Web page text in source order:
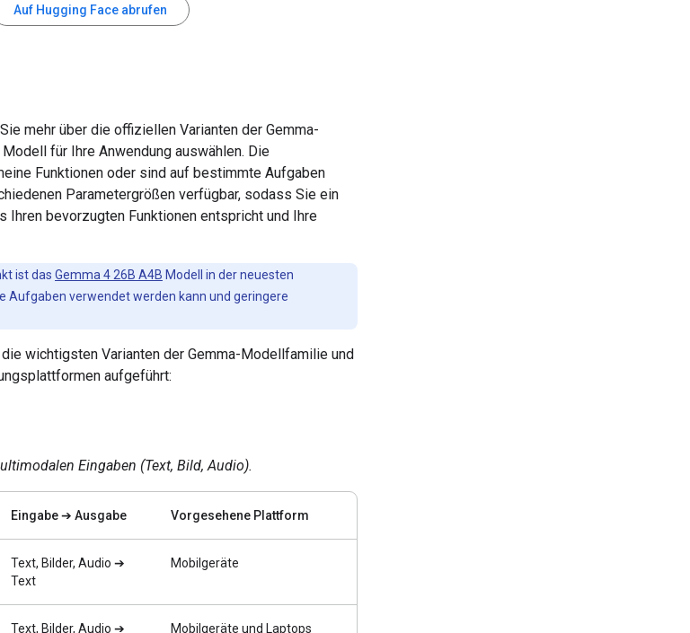
Auf Hugging Face abrufen
mehr über die offiziellen Varianten der Gemma-
für Ihre Anwendung auswählen. Die
Funktionen oder sind auf bestimmte Aufgaben
Parametergrößen verfügbar, sodass Sie ein
Ihren bevorzugten Funktionen entspricht und Ihre
ist das Gemma 4 26B A4B Modell in der neuesten
Aufgaben verwendet werden kann und geringere
wichtigsten Varianten der Gemma-Modellfamilie und
aufgeführt:
Eingaben (Text, Bild, Audio).
Eingabe ➔ Ausgabe Vorgesehene Plattform
Text, Bilder, Audio ➔
Text
Mobilgeräte
Text, Bilder, Audio ➔
Mobilgeräte und Laptops